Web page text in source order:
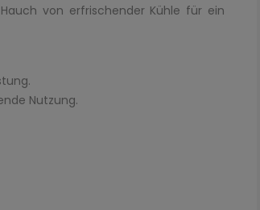
von erfrischender Kühle für ein
Nutzung.